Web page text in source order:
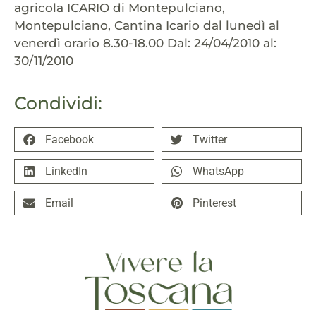
Condividi:
Facebook Twitter
LinkedIn WhatsApp
Email Pinterest
agricola ICARIO di Montepulciano,
Montepulciano, Cantina Icario dal lunedì al
venerdì orario 8.30-18.00 Dal: 24/04/2010 al:
30/11/2010